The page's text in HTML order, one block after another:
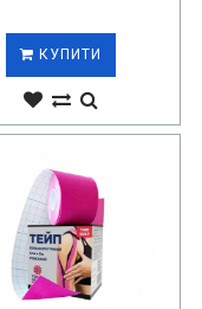
КУПИТИ